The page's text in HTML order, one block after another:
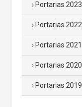
Portarias 2023
Portarias 2022
Portarias 2021
Portarias 2020
Portarias 2019